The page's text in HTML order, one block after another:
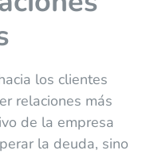
los clientes
relaciones más
de la empresa
la deuda, sino